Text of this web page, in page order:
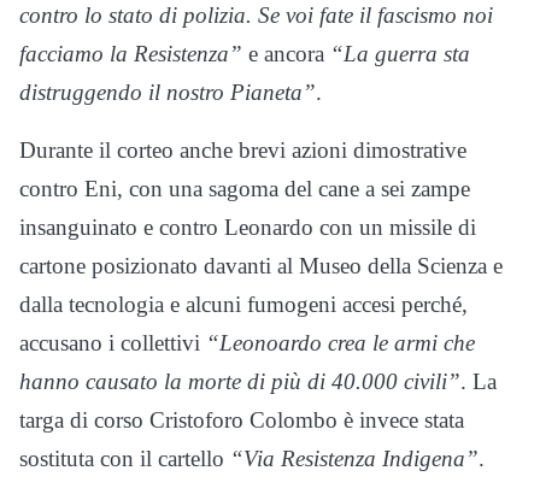
contro lo stato di polizia. Se voi fate il fascismo noi
facciamo la Resistenza” e ancora “La guerra sta
distruggendo il nostro Pianeta”.
Durante il corteo anche brevi azioni dimostrative
contro Eni, con una sagoma del cane a sei zampe
insanguinato e contro Leonardo con un missile di
cartone posizionato davanti al Museo della Scienza e
dalla tecnologia e alcuni fumogeni accesi perché,
accusano i collettivi “Leonoardo crea le armi che
hanno causato la morte di più di 40.000 civili”. La
targa di corso Cristoforo Colombo è invece stata
sostituta con il cartello “Via Resistenza Indigena”.